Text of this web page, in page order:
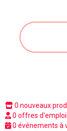
0 nouveaux
0 offres
0 événements à